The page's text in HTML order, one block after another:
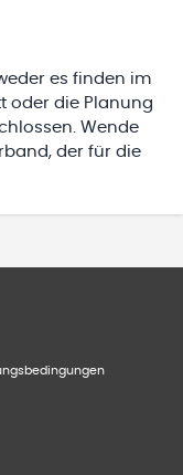
es finden im
oder die Planung
Wende
der für die